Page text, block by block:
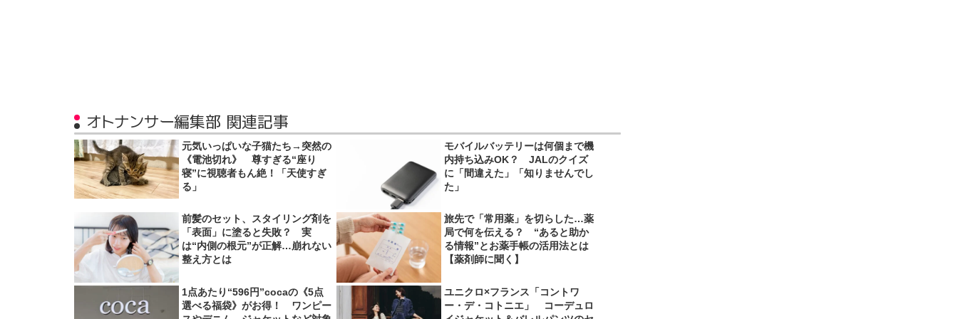
オトナンサー編集部 関連記事
元気いっぱいな子猫たち→突然の
《電池切れ》 尊すぎる“座り
寝”に視聴者もん絶！「天使すぎ
る」
モバイルバッテリーは何個まで機
内持ち込みOK？ JALのクイズ
に「間違えた」「知りませんでし
た」
前髪のセット、スタイリング剤を
「表面」に塗ると失敗？ 実
は“内側の根元”が正解…崩れない
整え方とは
旅先で「常用薬」を切らした…薬
局で何を伝える？ “あると助か
る情報”とお薬手帳の活用法とは
【薬剤師に聞く】
1点あたり“596円”cocaの《5点
選べる福袋》がお得！ ワンピー
ユニクロ×フランス「コントワ
ー・デ・コトニエ」 コーデュロ